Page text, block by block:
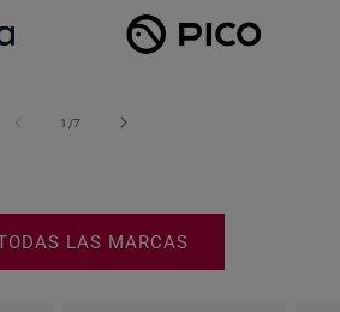
1 /de
7
LAS MARCAS